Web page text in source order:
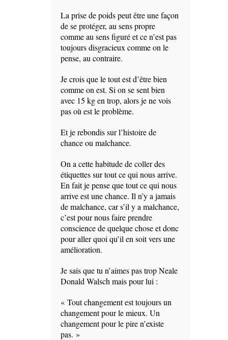
La prise de poids peut être une façon
de se protéger, au sens propre
comme au sens figuré et ce n’est pas
toujours disgracieux comme on le
pense, au contraire.
Je crois que le tout est d’être bien
comme on est. Si on se sent bien
avec 15 kg en trop, alors je ne vois
pas où est le problème.
Et je rebondis sur l’histoire de
chance ou malchance.
On a cette habitude de coller des
étiquettes sur tout ce qui nous arrive.
En fait je pense que tout ce qui nous
arrive est une chance. Il n’y a jamais
de malchance, car s’il y a malchance,
c’est pour nous faire prendre
conscience de quelque chose et donc
pour aller quoi qu’il en soit vers une
amélioration.
Je sais que tu n’aimes pas trop Neale
Donald Walsch mais pour lui :
« Tout changement est toujours un
changement pour le mieux. Un
changement pour le pire n’existe
pas. »